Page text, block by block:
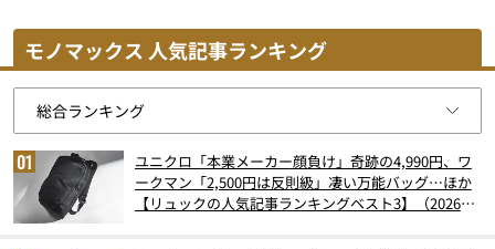
モノマックス 人気記事ランキング
ユニクロ「本業メーカー顔負け」奇跡の4,990円、ワ
ークマン「2,500円は反則級」凄い万能バッグ…ほか
【リュックの人気記事ランキングベスト3】（2026年